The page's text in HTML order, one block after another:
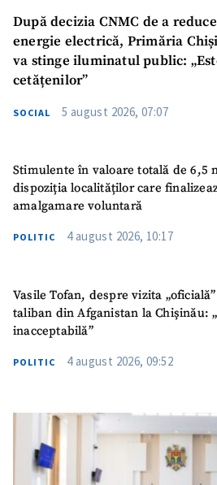
După decizia CNMC de a
energie electrică, Primăria
va stinge iluminatul public:
cetățenilor”
SOCIAL 5 august 2026, 07:07
Stimulente în valoare totală de 6,5
dispoziția localităților care
amalgamare voluntară
POLITIC 4 august 2026, 10:17
Vasile Tofan, despre vizita
taliban din Afganistan la Chișinău:
inacceptabilă”
POLITIC 4 august 2026, 09:52